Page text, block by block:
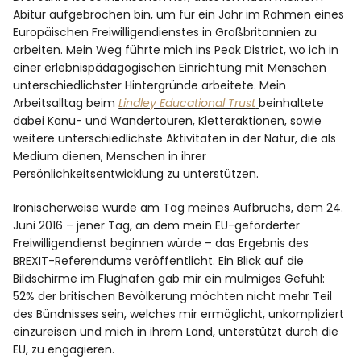
Abitur aufgebrochen bin, um für ein Jahr im Rahmen eines
Europäischen Freiwilligendienstes in Großbritannien zu
arbeiten. Mein Weg führte mich ins Peak District, wo ich in
einer erlebnispädagogischen Einrichtung mit Menschen
unterschiedlichster Hintergründe arbeitete. Mein
Arbeitsalltag beimLindley Educational Trust beinhaltete
dabei Kanu- und Wandertouren, Kletteraktionen, sowie
weitere unterschiedlichste Aktivitäten in der Natur, die als
Medium dienen, Menschen in ihrer
Persönlichkeitsentwicklung zu unterstützen.
Ironischerweise wurde am Tag meines Aufbruchs, dem 24.
Juni 2016 – jener Tag, an dem mein EU-geförderter
Freiwilligendienst beginnen würde – das Ergebnis des
BREXIT-Referendums veröffentlicht. Ein Blick auf die
Bildschirme im Flughafen gab mir ein mulmiges Gefühl:
52% der britischen Bevölkerung möchten nicht mehr Teil
des Bündnisses sein, welches mir ermöglicht, unkompliziert
einzureisen und mich in ihrem Land, unterstützt durch die
EU, zu engagieren.